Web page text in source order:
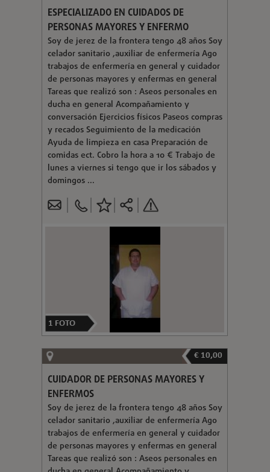
ESPECIALIZADO EN CUIDADOS DE
PERSONAS MAYORES Y ENFERMO
Soy de jerez de la frontera tengo 48 años Soy
celador sanitario ,auxiliar de enfermería Ago
trabajos de enfermería en general y cuidador
de personas mayores y enfermas en general
Tareas que realizó son : Aseos personales en
ducha en general Acompañamiento y
conversación Ejercicios físicos Paseos compras
y recados Seguimiento de la medicación
Ayuda de limpieza en casa Preparación de
comidas ect. Cobro la hora a 10 € Trabajo de
lunes a viernes si tengo que ir los sábados y
domingos ...
1 FOTO
€ 10,00
CUIDADOR DE PERSONAS MAYORES Y
ENFERMOS
Soy de jerez de la frontera tengo 48 años Soy
celador sanitario ,auxiliar de enfermería Ago
trabajos de enfermería en general y cuidador
de personas mayores y enfermas en general
Tareas que realizó son : Aseos personales en